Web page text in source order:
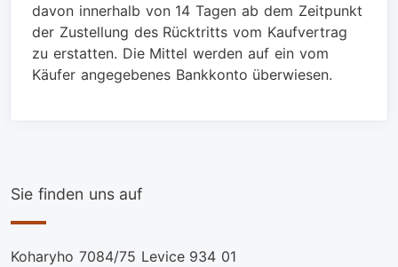
davon innerhalb von 14 Tagen ab dem Zeitpunkt
der Zustellung des Rücktritts vom Kaufvertrag
zu erstatten. Die Mittel werden auf ein vom
Käufer angegebenes Bankkonto überwiesen.
Sie finden uns auf
Koharyho 7084/75 Levice 934 01